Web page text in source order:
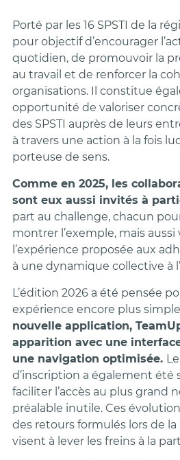
Porté par les 16 SPSTI de la
pour objectif d’encourager
quotidien, de promouvoir la
au travail et de renforcer la
organisations. Il constitue
opportunité de valoriser
des SPSTI auprès de leurs
à travers une action à la fois
porteuse de sens.
Comme en 2025, les
sont eux aussi invités à
part au challenge, chacun
montrer l’exemple, mais
l’expérience proposée aux
à une dynamique collective à
L’édition 2026 a été pensée
expérience encore plus
nouvelle application,
apparition avec une
une navigation optimisée.
d’inscription a également été
faciliter l’accès au plus grand
préalable inutile. Ces
des retours formulés lors de
visent à lever les freins à la